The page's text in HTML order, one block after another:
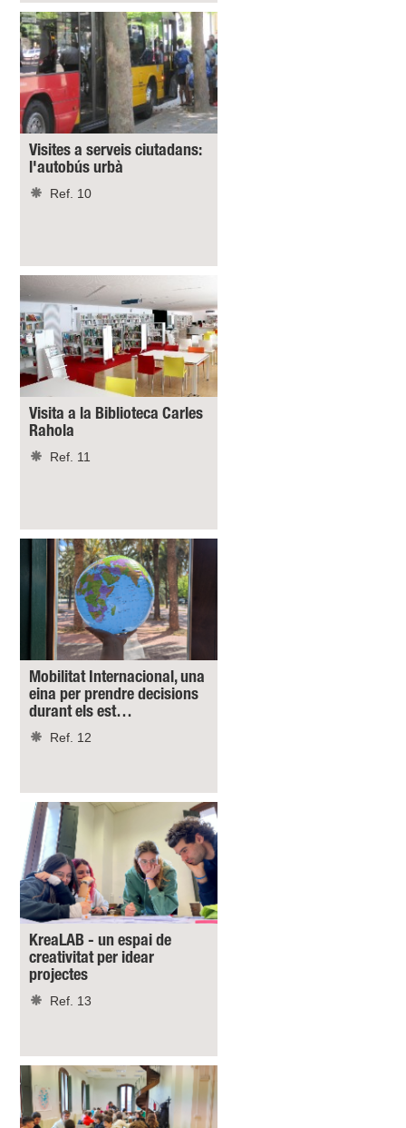
Visites a serveis ciutadans:
l'autobús urbà
Ref. 10
Visita a la Biblioteca Carles
Rahola
Ref. 11
Mobilitat Internacional, una
eina per prendre decisions
durant els est…
Ref. 12
KreaLAB - un espai de
creativitat per idear
projectes
Ref. 13